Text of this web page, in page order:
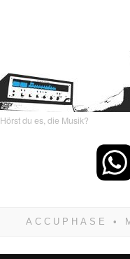
Hörst du es, die Musik?
zwangsläufig